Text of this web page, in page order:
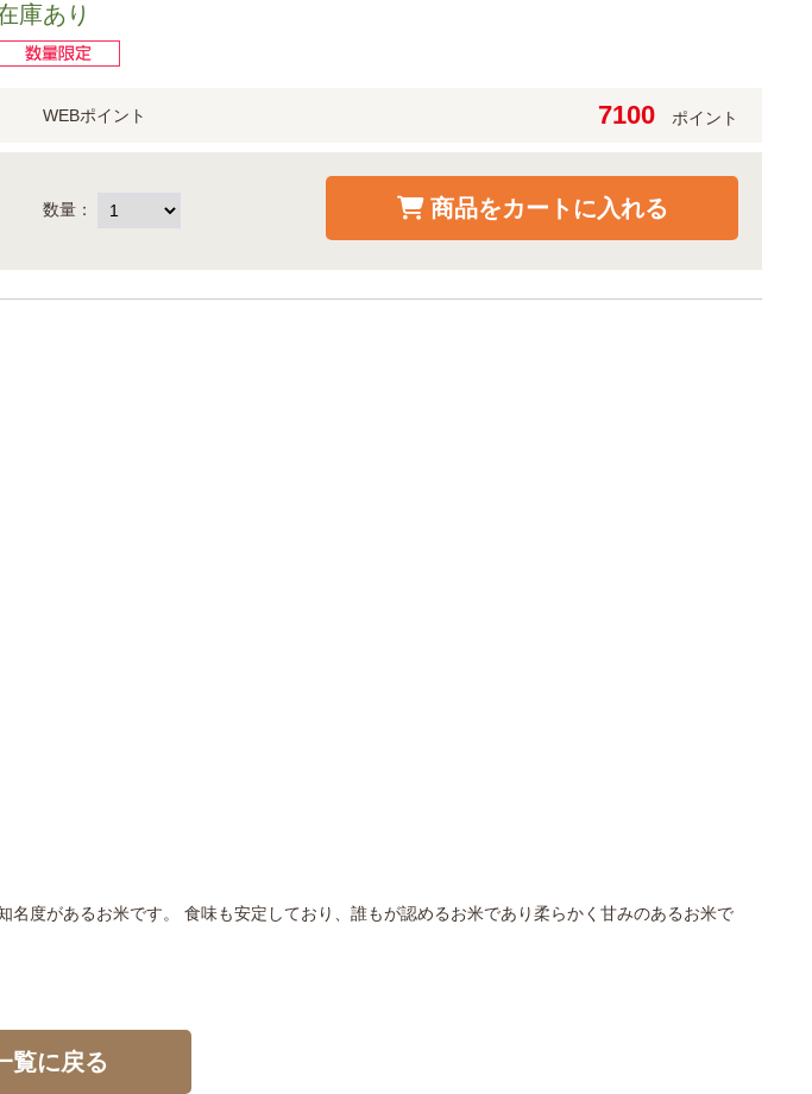
庫あり
WEBポイント 7100 ポイント
数量：
度があるお米です。 食味も安定しており、誰もが認めるお米であり柔らかく甘みのあるお米で
覧に戻る